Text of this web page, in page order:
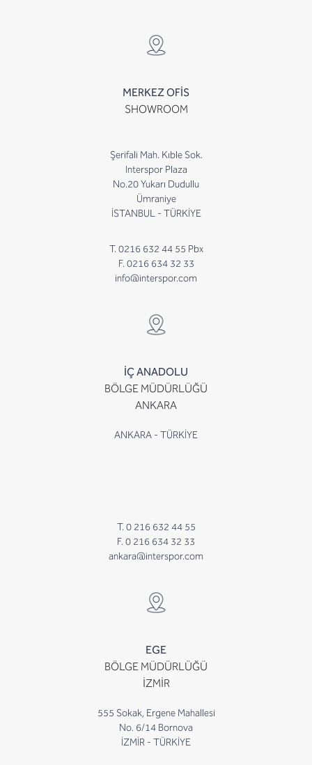
MERKEZ OFİS
SHOWROOM
Şerifali Mah. Kıble Sok.
Interspor Plaza
No.20 Yukarı Dudullu
Ümraniye
İSTANBUL - TÜRKİYE
T. 0216 632 44 55 Pbx
F. 0216 634 32 33
info@interspor.com
İÇ ANADOLU
BÖLGE MÜDÜRLÜĞÜ
ANKARA
ANKARA - TÜRKİYE
T. 0 216 632 44 55
F. 0 216 634 32 33
ankara@interspor.com
EGE
BÖLGE MÜDÜRLÜĞÜ
İZMİR
555 Sokak, Ergene Mahallesi
No. 6/14 Bornova
İZMİR - TÜRKİYE